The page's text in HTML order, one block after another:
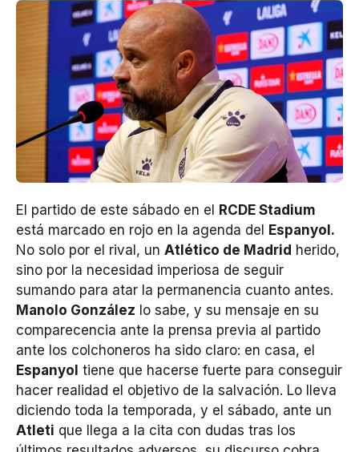
El partido de este sábado en el
RCDE Stadium
está marcado en rojo en la agenda del
Espanyol.
No solo por el rival, un Atlético de Madrid herido,
sino por la necesidad imperiosa de seguir
sumando para atar la permanencia cuanto antes.
Manolo González lo sabe, y su mensaje en su
comparecencia ante la prensa previa al partido
ante los colchoneros ha sido claro: en casa, el
Espanyol tiene que hacerse fuerte para conseguir
hacer realidad el objetivo de la salvación. Lo lleva
diciendo toda la temporada, y el sábado, ante un
Atleti que llega a la cita con dudas tras los